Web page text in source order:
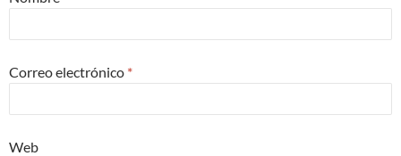
Correo electrónico *
Web